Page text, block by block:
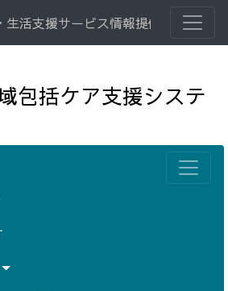
活支援サービス情報提供システム
包括ケア支援システ